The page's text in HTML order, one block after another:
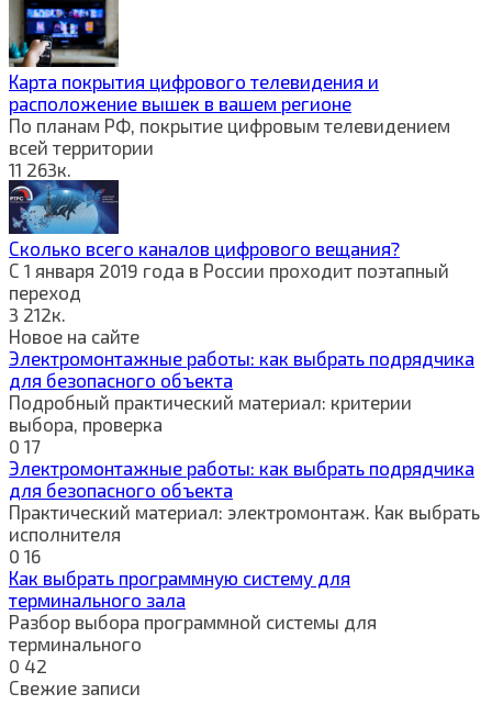
Карта покрытия цифрового телевидения и
расположение вышек в вашем регионе
По планам РФ, покрытие цифровым телевидением
всей территории
11 263к.
Сколько всего каналов цифрового вещания?
С 1 января 2019 года в России проходит поэтапный
переход
3 212к.
Новое на сайте
Электромонтажные работы: как выбрать подрядчика
для безопасного объекта
Подробный практический материал: критерии
выбора, проверка
0 17
Электромонтажные работы: как выбрать подрядчика
для безопасного объекта
Практический материал: электромонтаж. Как выбрать
исполнителя
0 16
Как выбрать программную систему для
терминального зала
Разбор выбора программной системы для
терминального
0 42
Свежие записи